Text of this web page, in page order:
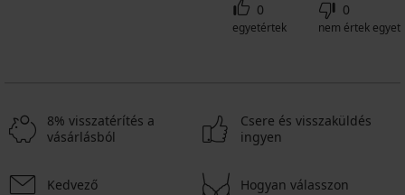
0
egyetértek
0
nem értek egyet
8% visszatérítés a
vásárlásból
Csere és visszaküldés
ingyen
Kedvező Hogyan válasszon